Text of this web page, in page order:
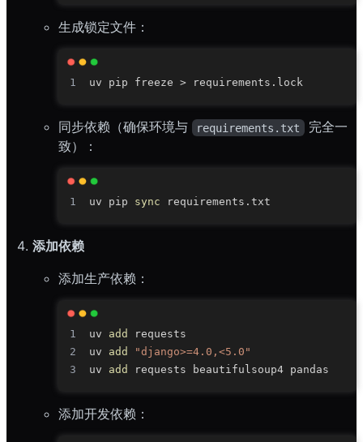
生成锁定文件：
uv pip freeze >
同步依赖（确保环境与 requirements.txt 完全一
致）：
uv pip sync
添加依赖
添加生产依赖：
uv add
uv add
"django>=4.0,<5.0"
uv add
添加开发依赖：